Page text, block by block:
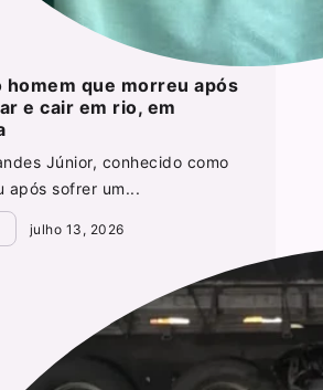
homem que morreu após
e cair em rio, em
Júnior, conhecido como
após sofrer um...
julho 13, 2026